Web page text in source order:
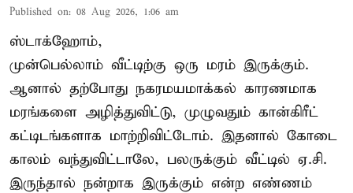
Published on: 08 Aug 2026, 1:06 am
ஸ்டாக்ஹோம்,
முன்பெல்லாம் வீட்டிற்கு ஒரு மரம் இருக்கும்.
ஆனால் தற்போது நகரமயமாக்கல் காரணமாக
மரங்களை அழித்துவிட்டு, முழுவதும் கான்கிரீட்
கட்டிடங்களாக மாற்றிவிட்டோம். இதனால் கோடை
காலம் வந்துவிட்டாலே, பலருக்கும் வீட்டில் ஏ.சி.
இருந்தால் நன்றாக இருக்கும் என்ற எண்ணம்